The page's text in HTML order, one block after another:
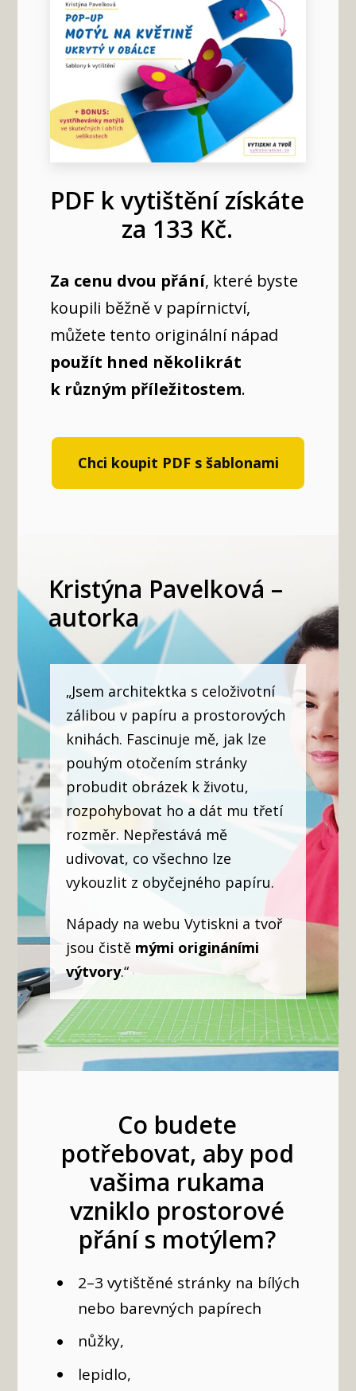
PDF k vytištění získáte
za 133 Kč.
Za cenu dvou přání, které byste
koupili běžně v papírnictví,
můžete tento originální nápad
použít hned několikrát
k různým příležitostem.
Chci koupit PDF s šablonami
Kristýna Pavelková –
autorka
„Jsem architektka s celoživotní
zálibou v papíru a prostorových
knihách. Fascinuje mě, jak lze
pouhým otočením stránky
probudit obrázek k životu,
rozpohybovat ho a dát mu třetí
rozměr. Nepřestává mě
udivovat, co všechno lze
vykouzlit z obyčejného papíru.
Nápady na webu Vytiskni a tvoř
jsou čistě mými origináními
výtvory.“
Co budete
potřebovat, aby pod
vašima rukama
vzniklo prostorové
přání s motýlem?
2–3 vytištěné stránky na bílých
nebo barevných papírech
nůžky,
lepidlo,